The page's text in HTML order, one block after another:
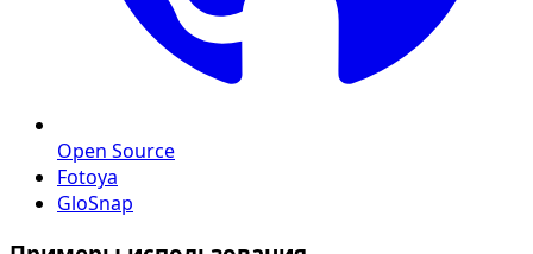
Open Source
Fotoya
GloSnap